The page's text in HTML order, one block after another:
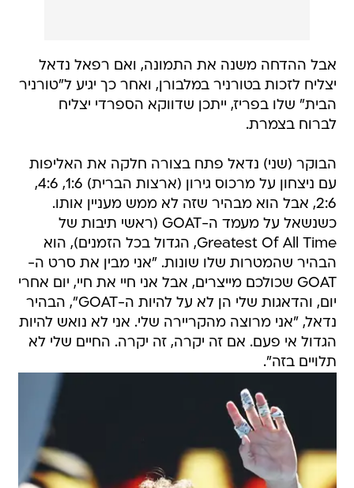
אבל ההדחה משנה את התמונה, ואם רפאל נדאל
יצליח לזכות בטורניר במלבורן, ואחר כך יגיע ל"טורניר
הבית" שלו בפריז, ייתכן שדווקא הספרדי יצליח
לברוח בצמרת.
הבוקר (שני) נדאל פתח בצורה חלקה את האליפות
עם ניצחון על מרכוס גירון (ארצות הברית) 1:6, 4:6,
2:6, אבל הוא מבהיר שזה לא ממש מעניין אותו.
כשנשאל על מעמד ה-GOAT (ראשי תיבות של
Greatest Of All Time, הגדול בכל הזמנים), הוא
הבהיר שהמטרות שלו שונות. "אני מבין את סרט ה-
GOAT שכולכם מייצרים, אבל אני חיי את חיי, יום אחרי
יום, והדאגות שלי הן לא על להיות ה-GOAT", הבהיר
נדאל, "אני מרוצה מהקריירה שלי. אני לא נואש להיות
הגדול אי פעם. אם זה יקרה, זה יקרה. החיים שלי לא
תלויים בזה".